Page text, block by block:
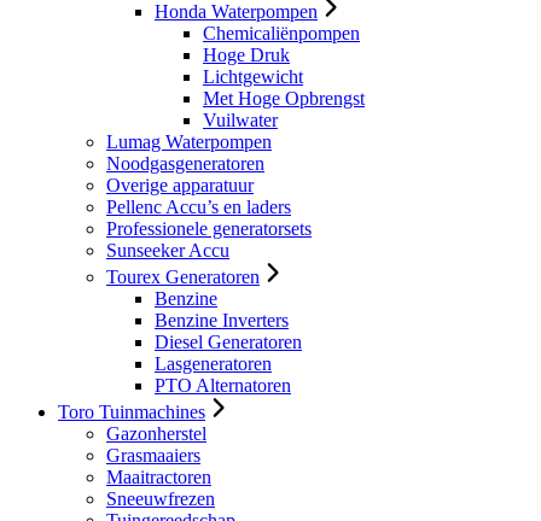
Honda Waterpompen
Chemicaliënpompen
Hoge Druk
Lichtgewicht
Met Hoge Opbrengst
Vuilwater
Lumag Waterpompen
Noodgasgeneratoren
Overige apparatuur
Pellenc Accu’s en laders
Professionele generatorsets
Sunseeker Accu
Tourex Generatoren
Benzine
Benzine Inverters
Diesel Generatoren
Lasgeneratoren
PTO Alternatoren
Toro Tuinmachines
Gazonherstel
Grasmaaiers
Maaitractoren
Sneeuwfrezen